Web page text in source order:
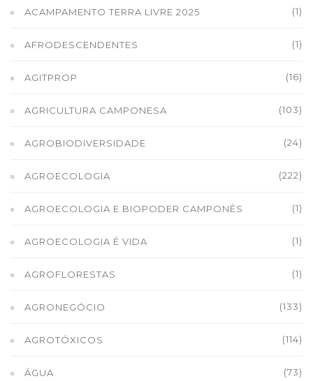
ACAMPAMENTO TERRA LIVRE 2025 (1)
AFRODESCENDENTES (1)
AGITPROP (16)
AGRICULTURA CAMPONESA (103)
AGROBIODIVERSIDADE (24)
AGROECOLOGIA (222)
AGROECOLOGIA E BIOPODER CAMPONÊS (1)
AGROECOLOGIA É VIDA (1)
AGROFLORESTAS (1)
AGRONEGÓCIO (133)
AGROTÓXICOS (114)
ÁGUA (73)